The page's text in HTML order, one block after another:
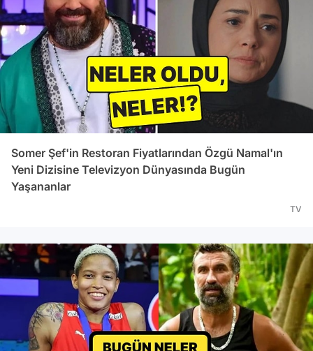
Somer Şef'in Restoran Fiyatlarından Özgü Namal'ın
Yeni Dizisine Televizyon Dünyasında Bugün
Yaşananlar
TV